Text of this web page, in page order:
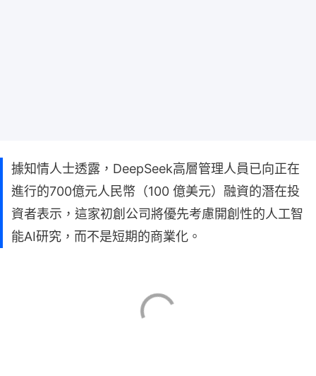
據知情人士透露，DeepSeek高層管理人員已向正在
進行的700億元人民幣（100 億美元）融資的潛在投
資者表示，這家初創公司將優先考慮開創性的人工智
能AI研究，而不是短期的商業化。